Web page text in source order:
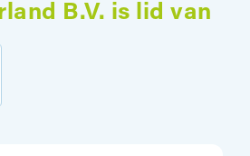
B.V. is lid van